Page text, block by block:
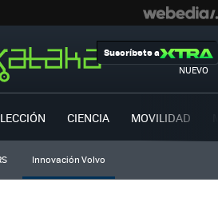
NUEVO
Suscríbete a
CIENCIA MOVILIDAD
Innovación Volvo